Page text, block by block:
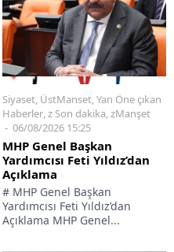
Siyaset ÜstManset Yan Öne çıkan
Haberler z Son dakika zManşet
06/08/2026 15:25
MHP Genel Başkan
Yardımcısı Feti Yıldız’dan
Açıklama
# MHP Genel Başkan
Yardımcısı Feti Yıldız’dan
Açıklama MHP Genel...